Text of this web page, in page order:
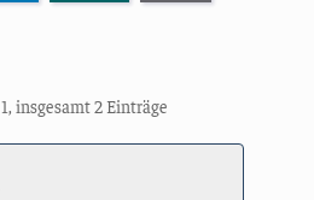
insgesamt 2 Einträge